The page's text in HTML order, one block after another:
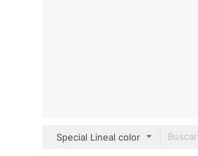
Special Lineal color